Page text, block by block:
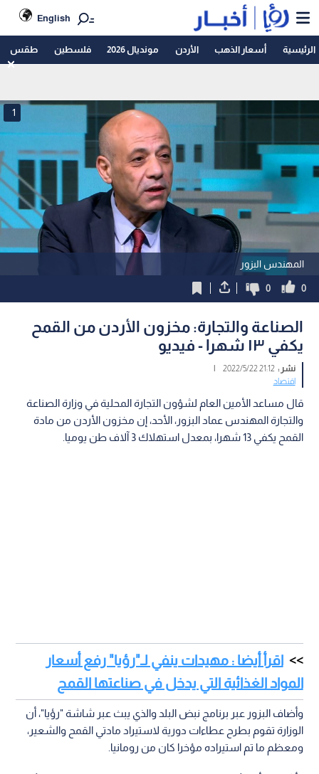
English
الرئيسية أسعار الذهب الأردن مونديال 2026 فلسطين طقس
المهندس البزور
1
0
0
الصناعة والتجارة: مخزون الأردن من القمح
يكفي ١٣ شهرا - فيديو
نشر :21:12 2022/5/22
|
اقتصاد
قال مساعد الأمين العام لشؤون التجارة المحلية في وزارة الصناعة
والتجارة المهندس عماد البزور، الأحد، إن مخزون الأردن من مادة
القمح يكفي 13 شهرا، بمعدل استهلاك 3 آلاف طن يوميا.
اقرأ أيضا : مهيدات ينفي لـ"رؤيا" رفع أسعار
المواد الغذائية التي يدخل في صناعتها القمح
وأضاف البزور عبر برنامج نبض البلد والذي يبث عبر شاشة "رؤيا"، أن
الوزارة تقوم بطرح عطاءات دورية لاستيراد مادتي القمح والشعير،
ومعظم ما تم استيراده مؤخرا كان من رومانيا.